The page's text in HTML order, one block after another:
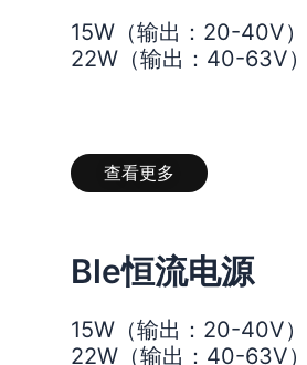
15W（输出：20-40V
22W（输出：40-63V
查看更多
Ble恒流电源
15W（输出：20-40V
22W（输出：40-63V